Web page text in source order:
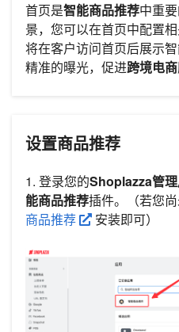
首页是智能商品推荐中重
景，您可以在首页中配置
将在客户访问首页后展示
精准的曝光，促进跨境电商
设置商品推荐
1. 登录您的Shoplazza管
能商品推荐插件。（若您
商品推荐
安装即可）